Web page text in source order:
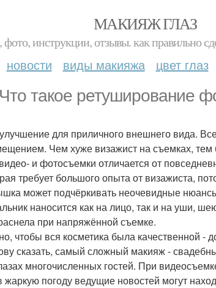
МАКИЯЖ ГЛАЗ
фото, инструкции, отзывы. как правильно
новости виды макияжа цвет глаз
такое ретуширование
для приличного внешнего вида.
Чем хуже визажист на съемках,
и фотосъемки отличается от
требует большого опыта от визажиста,
может подчёркивать неочевидные
наносится как на лицо, так и на уши,
при напряжённой съемке.
чтобы вся косметика была качественной -
сказать, самый сложный макияж -
многочисленных гостей. При
жаркую погоду ведущие новостей могут